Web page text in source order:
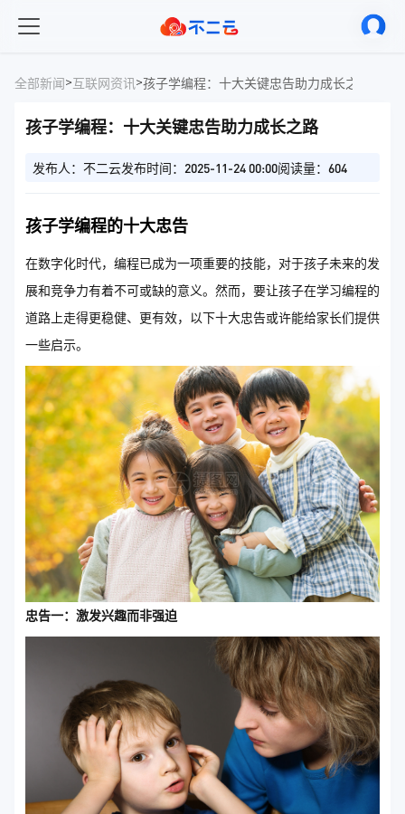
全部新闻>互联网资讯>孩子学编程：十大关键忠告助力成长之路
孩子学编程：十大关键忠告助力成长之路
发布人：不二云发布时间：2025-11-24 00:00阅读量：604
孩子学编程的十大忠告
在数字化时代，编程已成为一项重要的技能，对于孩子未来的发
展和竞争力有着不可或缺的意义。然而，要让孩子在学习编程的
道路上走得更稳健、更有效，以下十大忠告或许能给家长们提供
一些启示。
忠告一：激发兴趣而非强迫